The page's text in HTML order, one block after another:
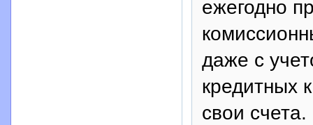
ежегодно
даже с
кредитных
свои счета.